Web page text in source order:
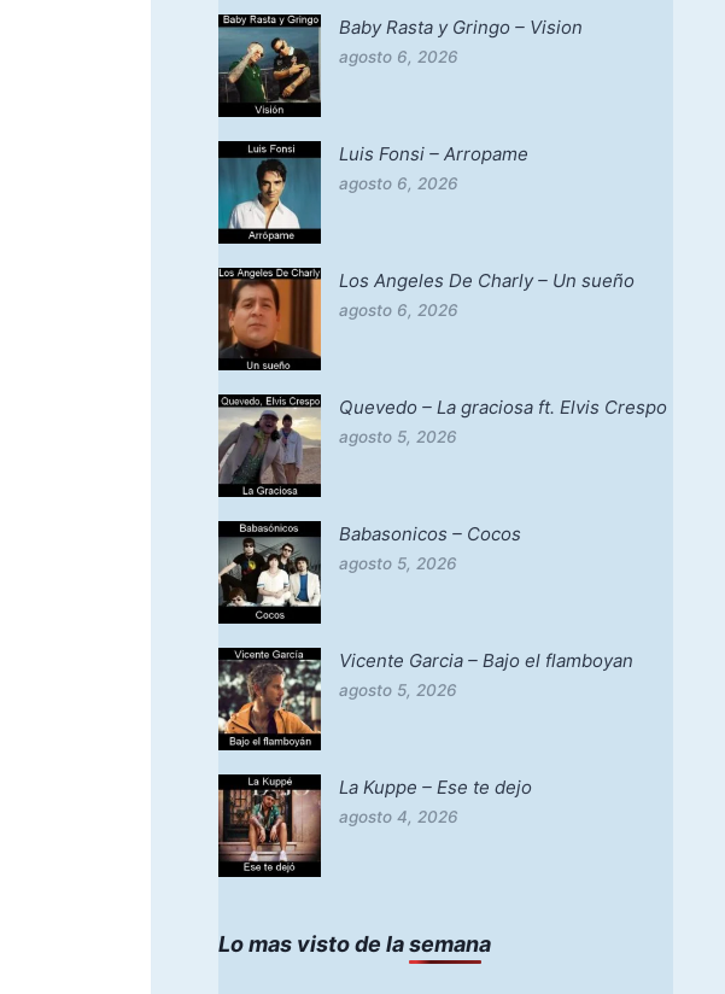
Baby Rasta y Gringo – Vision
agosto 6, 2026
Luis Fonsi – Arropame
agosto 6, 2026
Los Angeles De Charly – Un sueño
agosto 6, 2026
Quevedo – La graciosa ft. Elvis Crespo
agosto 5, 2026
Babasonicos – Cocos
agosto 5, 2026
Vicente Garcia – Bajo el flamboyan
agosto 5, 2026
La Kuppe – Ese te dejo
agosto 4, 2026
Lo mas visto de la semana